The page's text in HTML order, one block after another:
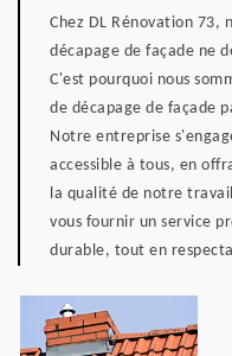
Chez DL Rénovation 73,
décapage de façade ne
C'est pourquoi nous
de décapage de façade
Notre entreprise
accessible à tous, en
la qualité de notre
vous fournir un service
durable, tout en